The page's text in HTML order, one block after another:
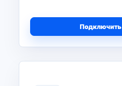
Подключить